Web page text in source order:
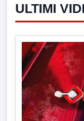
ULTIMI